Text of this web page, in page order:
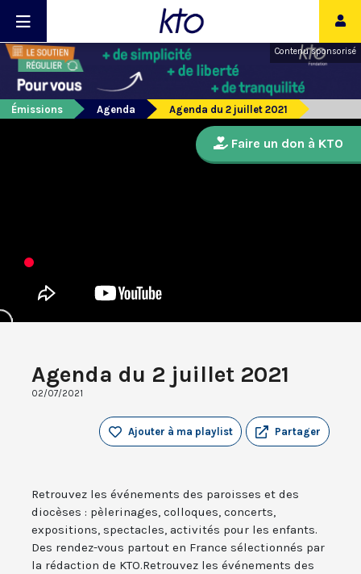
Contenu sponsorisé
Émissions Agenda Agenda du 2 juillet 2021
Agenda du 2 juillet 2021
02/07/2021
Partager
Ajouter à ma playlist
Retrouvez les événements des paroisses et des
diocèses : pèlerinages, colloques, concerts,
expositions, spectacles, activités pour les enfants.
Des rendez-vous partout en France sélectionnés par
la rédaction de KTO.Retrouvez les événements des
Faire un don à KTO